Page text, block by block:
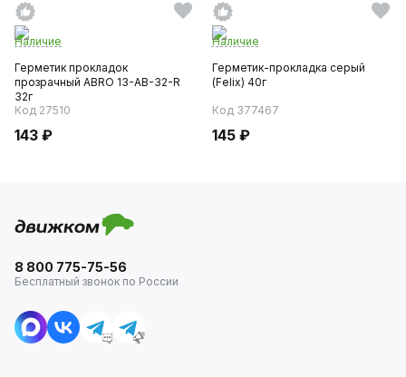
Наличие
Герметик прокладок
прозрачный ABRO 13-AB-32-R
32г
Код 27510
143 ₽
Наличие
Герметик-прокладка серый
(Felix) 40г
Код 377467
145 ₽
8 800 775-75-56
Бесплатный звонок по России